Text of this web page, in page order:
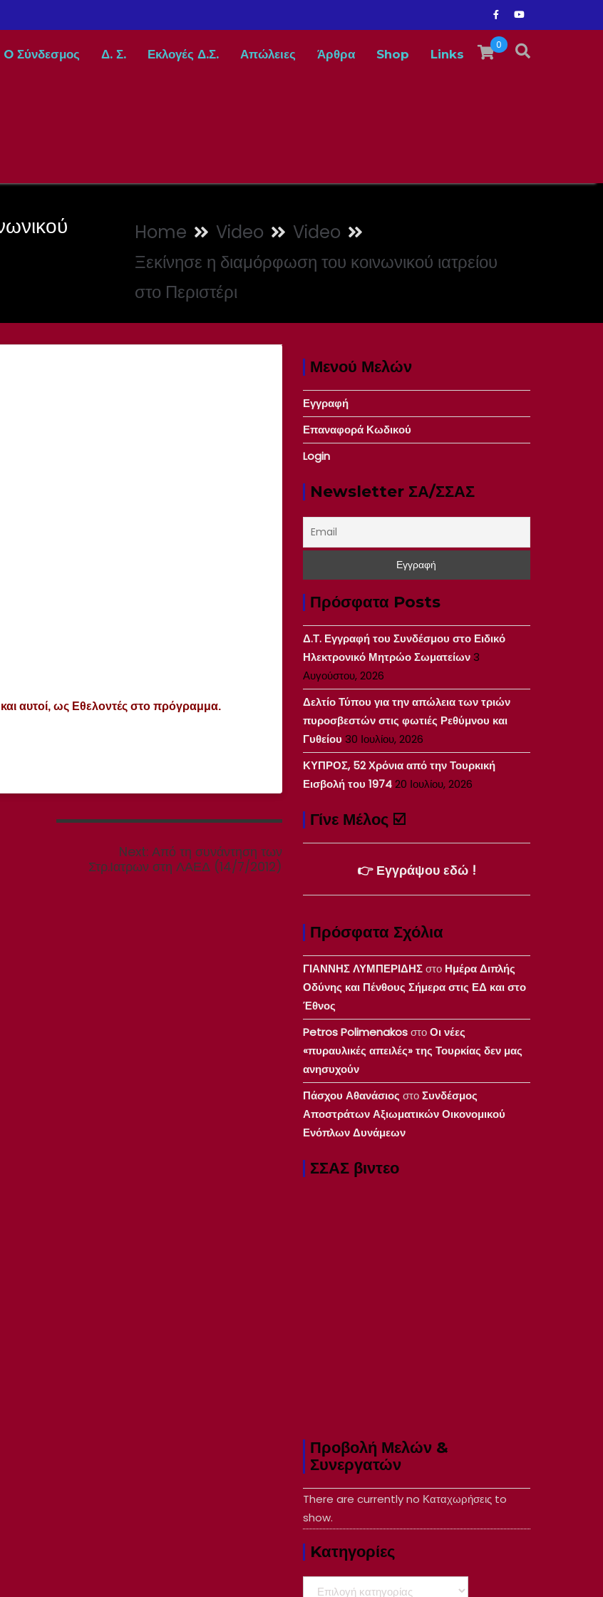
0
O Σύνδεσμος Δ. Σ. Εκλογές Δ.Σ. Απώλειες Άρθρα Shop Links
Home Video
Video
Ξεκίνησε η διαμόρφωση του κοινωνικού ιατρείου
στο Περιστέρι
αυτοί, ως Εθελοντές στο πρόγραμμα.
Next: Next
post:
Από τη συνάντηση των
Στρ.Ιατρων στη ΛΑΕΔ (14/7/2012)
Μενού Μελών
Εγγραφή
Επαναφορά Κωδικού
Login
Newsletter ΣΑ/ΣΣΑΣ
Πρόσφατα Posts
Δ.Τ. Εγγραφή του Συνδέσμου στο Ειδικό
Ηλεκτρονικό Μητρώο Σωματείων3
Αυγούστου, 2026
Δελτίο Τύπου για την απώλεια των τριών
πυροσβεστών στις φωτιές Ρεθύμνου και
Γυθείου 30 Ιουλίου, 2026
ΚΥΠΡΟΣ, 52 Χρόνια από την Τουρκική
Εισβολή του 197420 Ιουλίου, 2026
Γίνε Μέλος ☑️
👉 Εγγράψου εδώ !
Πρόσφατα Σχόλια
ΓΙΑΝΝΗΣ ΛΥΜΠΕΡΙΔΗΣστο Ημέρα Διπλής
Οδύνης και Πένθους Σήμερα στις ΕΔ και στο
Έθνος
Petros PolimenakosστοΟι νέες
«πυραυλικές απειλές» της Τουρκίας δεν μας
ανησυχούν
Πάσχου Αθανάσιος στοΣυνδέσμος
Αποστράτων Αξιωματικών Οικονομικού
Ενόπλων Δυνάμεων
ΣΣΑΣ βιντεο
Προβολή Μελών &
Συνεργατών
There are currently no Καταχωρήσεις to
show.
Kατηγορίες
Kατηγορίες